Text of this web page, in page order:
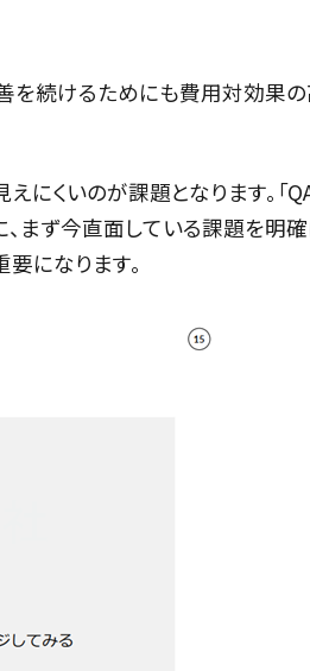
を続けるためにも費用対効果
にくいのが課題となります。「
まず今直面している課題を明
になります。